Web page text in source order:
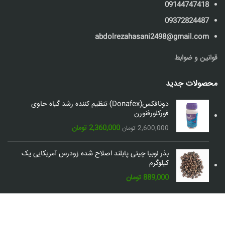
09144747418
09372824487
abdolrezahasani2498@gmail.com
قوانین و ضوابط
محصولات جدید
دونافکس(Donafex) تنظیم کننده رشد گیاه حاوی
فورکلورفنورن
2,600,000 تومان قیمت
اصلی:
2,600,000 تومان
2,360,000 تومانقیمت
فعلی:
2,360,000 تومان.
بذر لوبیا چیتی پابلند اصلاح شده زودرس آمریکایی یک
کیلوگرم
889,000 تومان